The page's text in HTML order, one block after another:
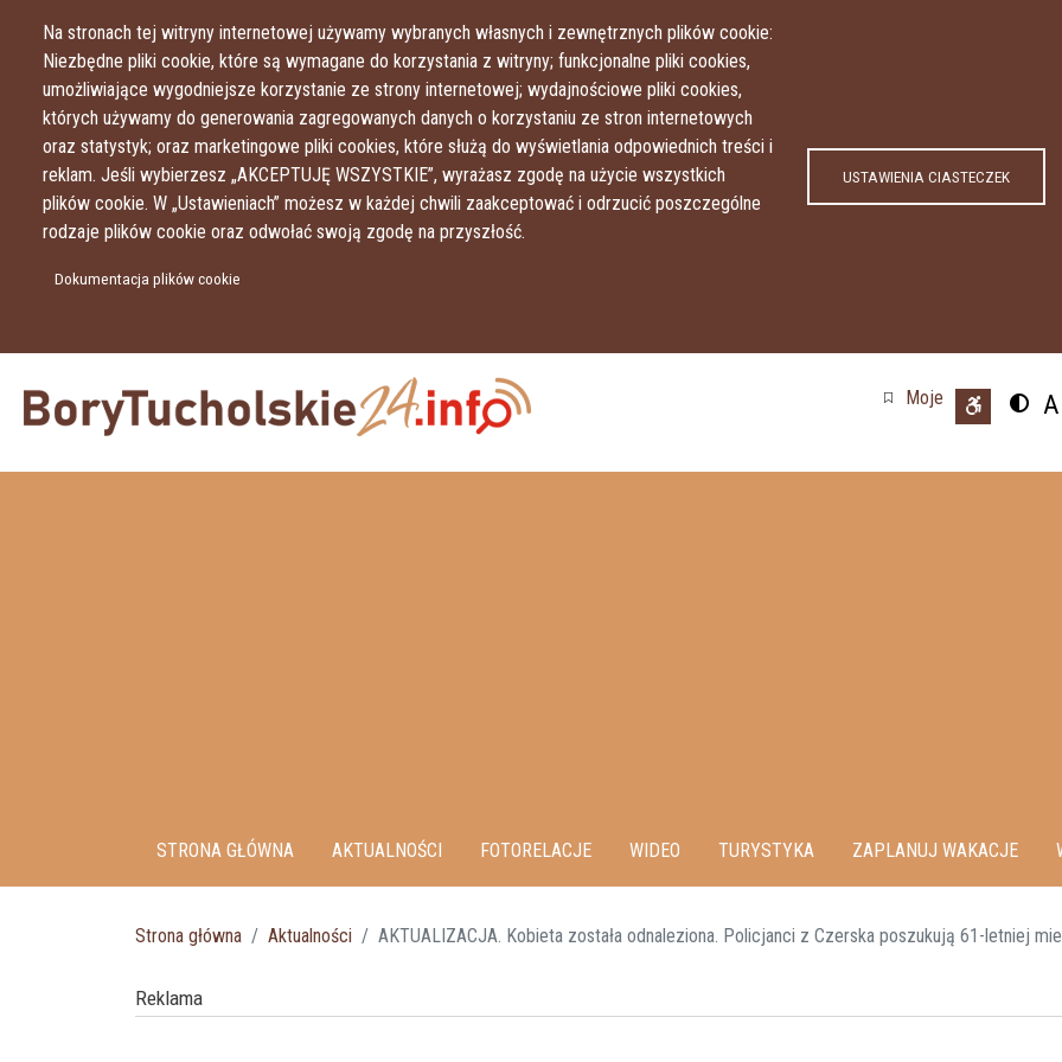
Na stronach tej witryny internetowej używamy wybranych własnych i zewnętrznych plików cookie:
Niezbędne pliki cookie, które są wymagane do korzystania z witryny; funkcjonalne pliki cookies,
umożliwiające wygodniejsze korzystanie ze strony internetowej; wydajnościowe pliki cookies,
których używamy do generowania zagregowanych danych o korzystaniu ze stron internetowych
oraz statystyk; oraz marketingowe pliki cookies, które służą do wyświetlania odpowiednich treści i
reklam. Jeśli wybierzesz „AKCEPTUJĘ WSZYSTKIE”, wyrażasz zgodę na użycie wszystkich
plików cookie. W „Ustawieniach” możesz w każdej chwili zaakceptować i odrzucić poszczególne
rodzaje plików cookie oraz odwołać swoją zgodę na przyszłość.
Dokumentacja plików cookie
USTAWIENIA CIASTECZEK
Moje
A
STRONA GŁÓWNA AKTUALNOŚCI FOTORELACJE WIDEO TURYSTYKA ZAPLANUJ WAKACJE
Strona główna Aktualności AKTUALIZACJA. Kobieta została odnaleziona. Policjanci z Czerska poszukują 61-letniej
Reklama